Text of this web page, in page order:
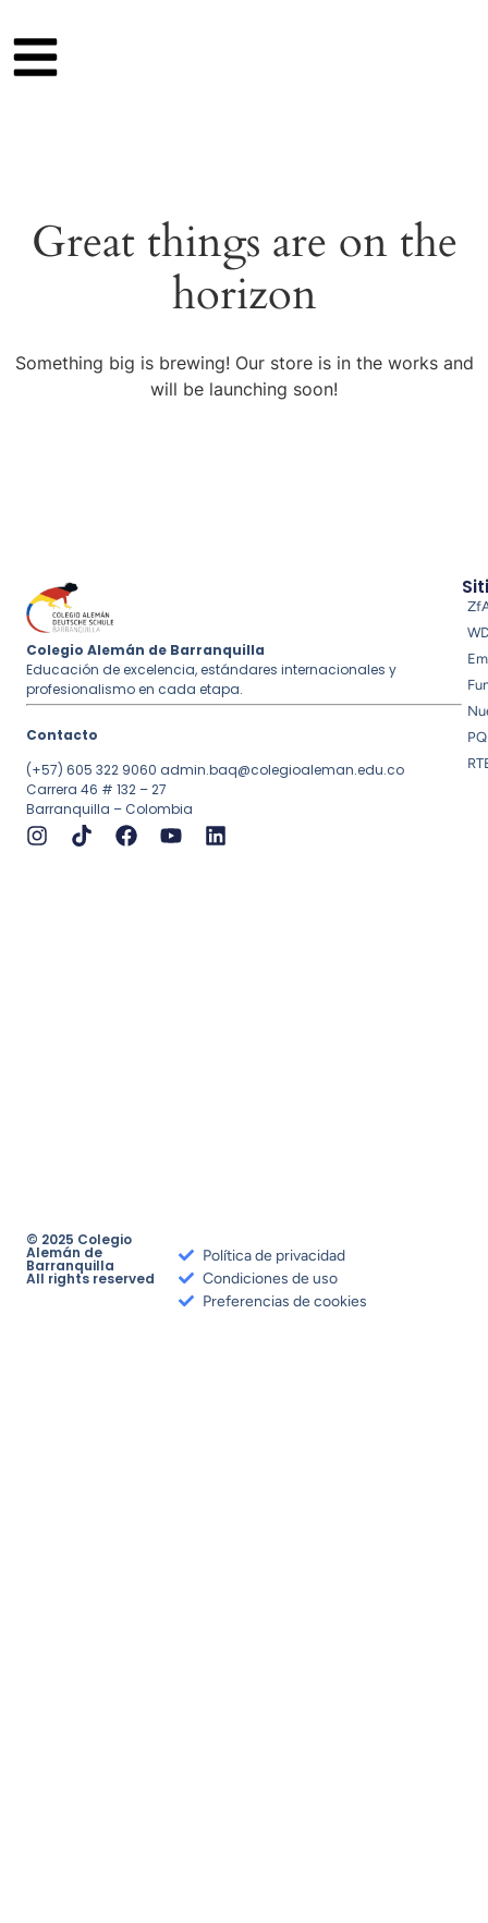
Great things are on the
horizon
Something big is brewing! Our store is in the works and
will be launching soon!
Colegio Alemán de Barranquilla
Educación de excelencia, estándares internacionales y
profesionalismo en cada etapa.
Contacto
(+57) 605 322 9060 admin.baq@colegioaleman.edu.co
Carrera 46 # 132 – 27
Barranquilla – Colombia
© 2025 Colegio
Alemán de
Barranquilla
All rights reserved
Política de privacidad
Condiciones de uso
Preferencias de cookies